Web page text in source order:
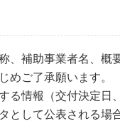
、補助事業者名、概
めご了承願います。
る情報（交付決定日
として公表される場